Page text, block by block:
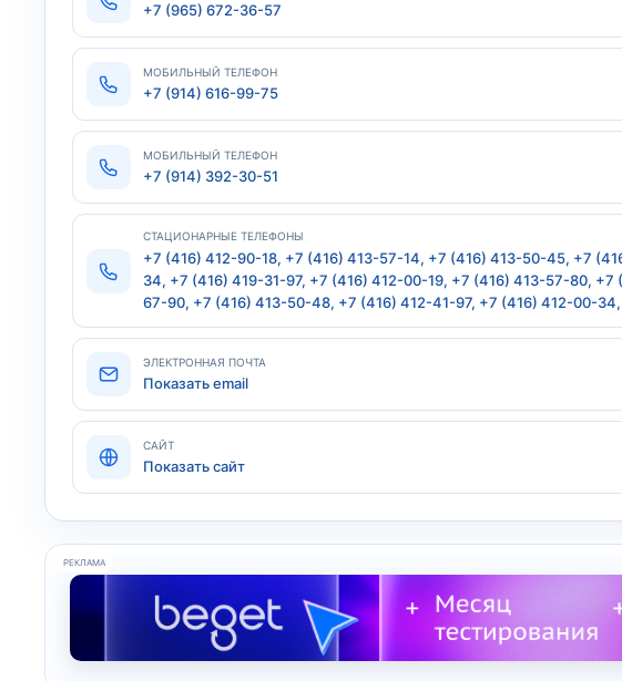
+7 (965) 672-36-57
МОБИЛЬНЫЙ ТЕЛЕФОН
+7 (914) 616-99-75
МОБИЛЬНЫЙ ТЕЛЕФОН
+7 (914) 392-30-51
СТАЦИОНАРНЫЕ ТЕЛЕФОНЫ
+7 (416) 412-90-18, +7 (416) 413-57-14, +7 (416) 413-50-45, +7
34, +7 (416) 419-31-97, +7 (416) 412-00-19, +7 (416) 413-57-80,
67-90, +7 (416) 413-50-48, +7 (416) 412-41-97, +7 (416) 412-00-
ЭЛЕКТРОННАЯ ПОЧТА
Показать email
САЙТ
Показать сайт
РЕКЛАМА